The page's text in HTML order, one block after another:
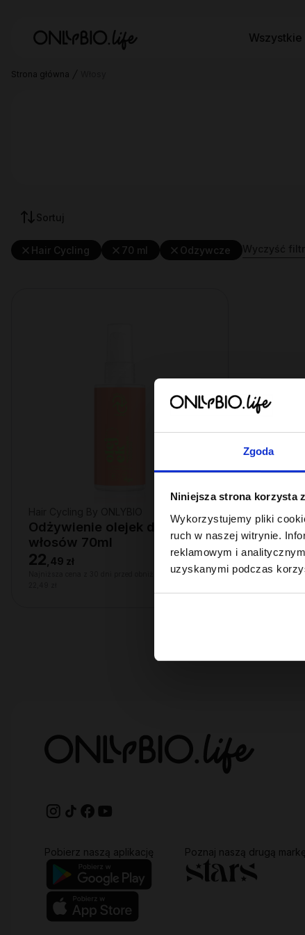
Zgoda
Niniejsza strona korzysta
Wykorzystujemy pliki
ruch w naszej witrynie.
reklamowym i
uzyskanymi podczas
Strona główna
Sortuj
Hair Cycling 70 ml Odzywcze
Odżywienie olejek do
włosów 70ml
22 49 zł
Pobierz naszą aplikację
Poznaj naszą drugą markę